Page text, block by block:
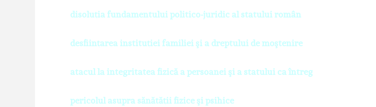
disoluţia fundamentului politico-juridic al statului român
desfiinţarea instituţiei familiei şi a dreptului de moştenire
atacul la integritatea fizică a persoanei şi a statului ca întreg
pericolul asupra sănătăţii fizice şi psihice